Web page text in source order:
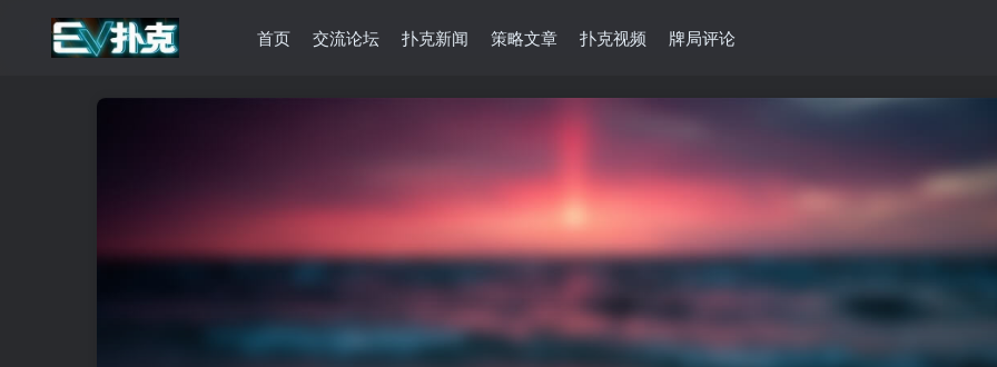
首页 交流论坛 扑克新闻 策略文章 扑克视频 牌局评论